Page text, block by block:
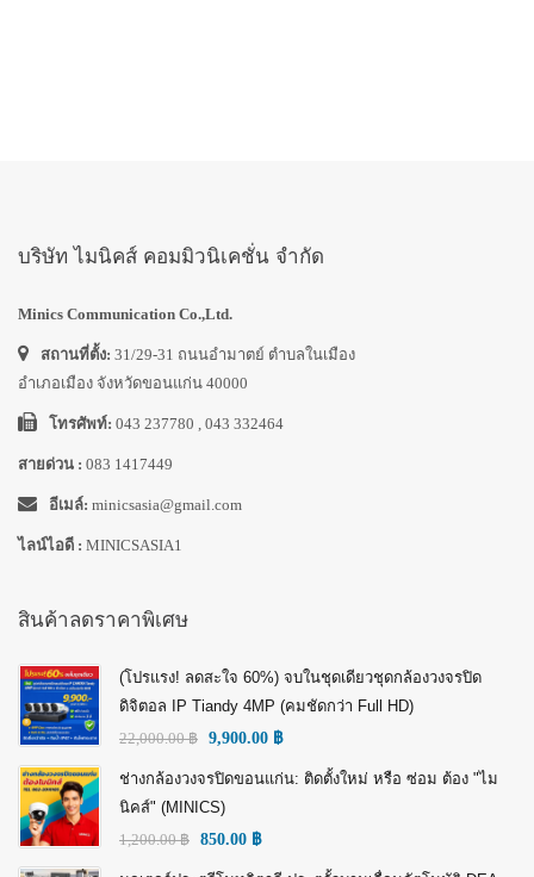
บริษัท ไมนิคส์ คอมมิวนิเคชั่น จำกัด
Minics Communication Co.,Ltd.
สถานที่ตั้ง: 31/29-31 ถนนอำมาตย์ ตำบลในเมือง
อำเภอเมือง จังหวัดขอนแก่น 40000
โทรศัพท์: 043 237780 , 043 332464
สายด่วน : 083 1417449
อีเมล์: minicsasia@gmail.com
ไลน์ไอดี : MINICSASIA1
สินค้าลดราคาพิเศษ
(โปรแรง! ลดสะใจ 60%) จบในชุดเดียวชุดกล้องวงจรปิด
ดิจิตอล IP Tiandy 4MP (คมชัดกว่า Full HD)
22,000.00฿ 9,900.00 ฿
ช่างกล้องวงจรปิดขอนแก่น: ติดตั้งใหม่ หรือ ซ่อม ต้อง "ไม
นิคส์" (MINICS)
1,200.00฿ 850.00 ฿